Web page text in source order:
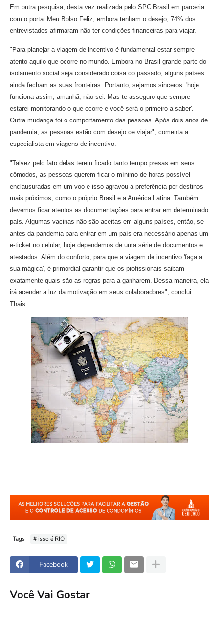
Em outra pesquisa, desta vez realizada pel o SPC Brasil em parceria
com o portal Meu Bolso Feliz, embora tenham o desejo, 74% dos
entrevistados afirmaram não ter condições financeiras para viajar.
"Para planejar a viagem de incentivo é fundamental estar sempre
atento aquilo que ocorre no mundo. Embora no Brasil grande parte do
isolamento social seja considerado coisa do passado, alguns países
ainda fecham as suas fronteiras. Portanto, sejamos sinceros: 'hoje
funciona assim, amanhã, não sei. Mas te asseguro que sempre
estarei monitorando o que ocorre e você será o primeiro a saber'.
Outra mudança foi o comportamento das pessoas. Após dois anos de
pandemia, as pessoas estão com desejo de viajar", comenta a
especialista em viagens de incentivo.
"Talvez pelo fato delas terem ficado tanto tempo presas em seus
cômodos, as pessoas querem ficar o mínimo de horas possível
enclausuradas em um voo e isso agravou a preferência por destinos
mais próximos, como o próprio Brasil e a América Latina. Também
devemos ficar atentos as documentações para entrar em determinado
país. Algumas vacinas não são aceitas em alguns países, então, se
antes da pandemia para entrar em um país era necessário apenas um
e-ticket no celular, hoje dependemos de uma série de documentos e
atestados. Além do conforto, para que a viagem de incentivo 'faça a
sua mágica', é primordial garantir que os profissionais saibam
exatamente quais são as regras para a ganharem. Dessa maneira, ela
irá acender a luz da motivação em seus colaboradores", conclui
Thais.
Tags # isso é RIO
Facebook
Você Vai Gostar